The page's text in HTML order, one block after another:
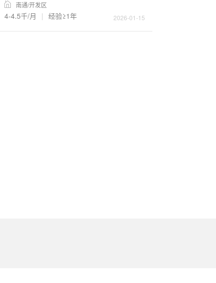
南通/开发区
4-4.5千/月 | 经验≥1年 2026-01-15